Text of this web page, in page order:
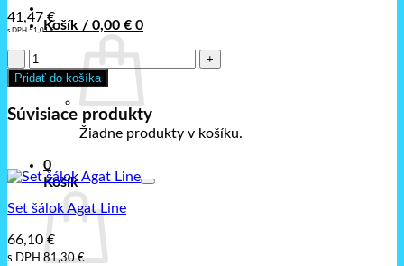
Košík / 0,00 € 0
Žiadne produkty v košíku.
0
Košík
41,47€
s DPH 51,01€
množstvo
Set
šálok
na
espresso
Line
Pridať do košíka
Súvisiace produkty
Set šálok Agat Line
66,10€
s DPH 81,30€